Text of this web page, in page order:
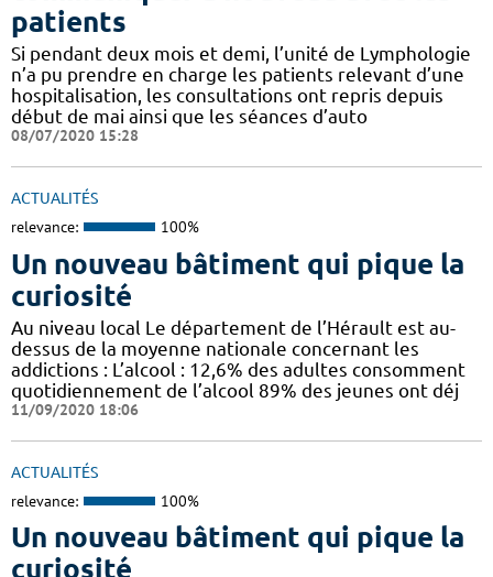
patients
Si pendant deux mois et demi, l’unité de Lymphologie
n’a pu prendre en charge les patients relevant d’une
hospitalisation, les consultations ont repris depuis
début de mai ainsi que les séances d’auto
08/07/2020 15:28
ACTUALITÉS
relevance: 100%
Un nouveau bâtiment qui pique la
curiosité
Au niveau local Le département de l’Hérault est au-
dessus de la moyenne nationale concernant les
addictions : L’alcool : 12,6% des adultes consomment
quotidiennement de l’alcool 89% des jeunes ont déj
11/09/2020 18:06
ACTUALITÉS
relevance: 100%
Un nouveau bâtiment qui pique la
curiosité